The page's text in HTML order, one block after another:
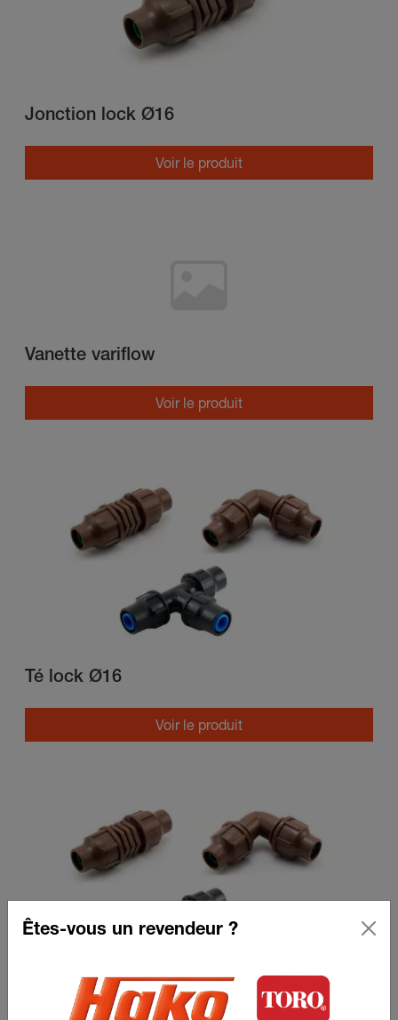
Jonction lock Ø16
Voir le produit
Vanette variflow
Voir le produit
Té lock Ø16
Voir le produit
Adaptateur Ø16 3/4"
Êtes-vous un revendeur ?